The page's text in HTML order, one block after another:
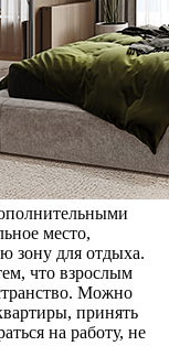
место,
зону для отдыха.
что взрослым
Можно
принять
на работу, не